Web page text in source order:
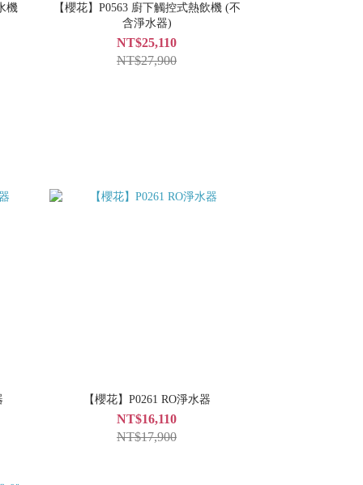
機
【櫻花】P0563 廚下觸控式熱飲機 (不
含淨水器)
NT$25,110
NT$27,900
【櫻花】P0261 RO淨水器
NT$16,110
NT$17,900